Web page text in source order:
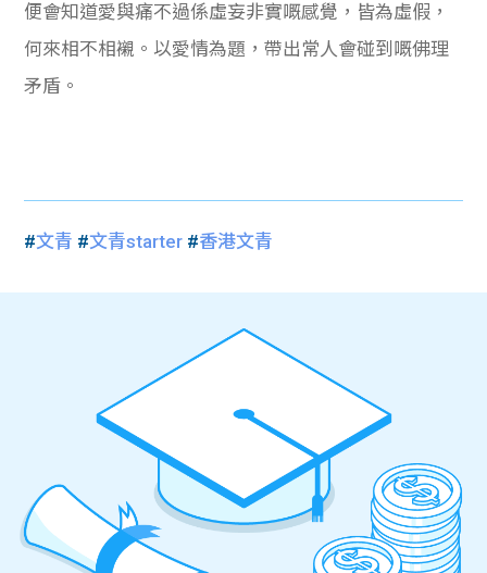
便會知道愛與痛不過係虛妄非實嘅感覺，皆為虛假，
何來相不相襯。以愛情為題，帶出常人會碰到嘅佛理
矛盾。
#文青 #文青starter #香港文青